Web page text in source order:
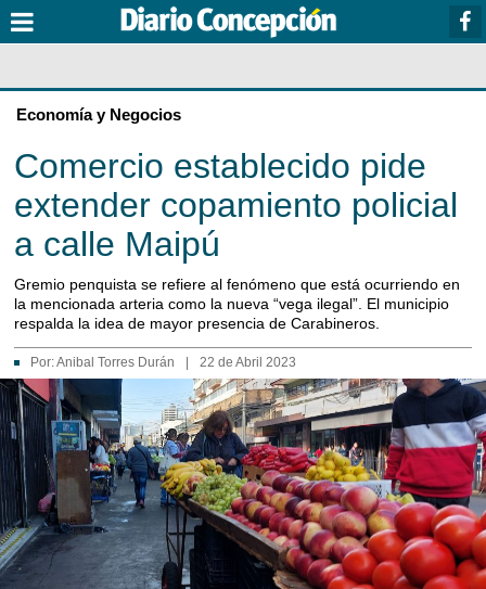
Economía y Negocios
Comercio establecido pide
extender copamiento policial
a calle Maipú
Gremio penquista se refiere al fenómeno que está ocurriendo en
la mencionada arteria como la nueva “vega ilegal”. El municipio
respalda la idea de mayor presencia de Carabineros.
Por:Anibal Torres Durán 22 de Abril 2023